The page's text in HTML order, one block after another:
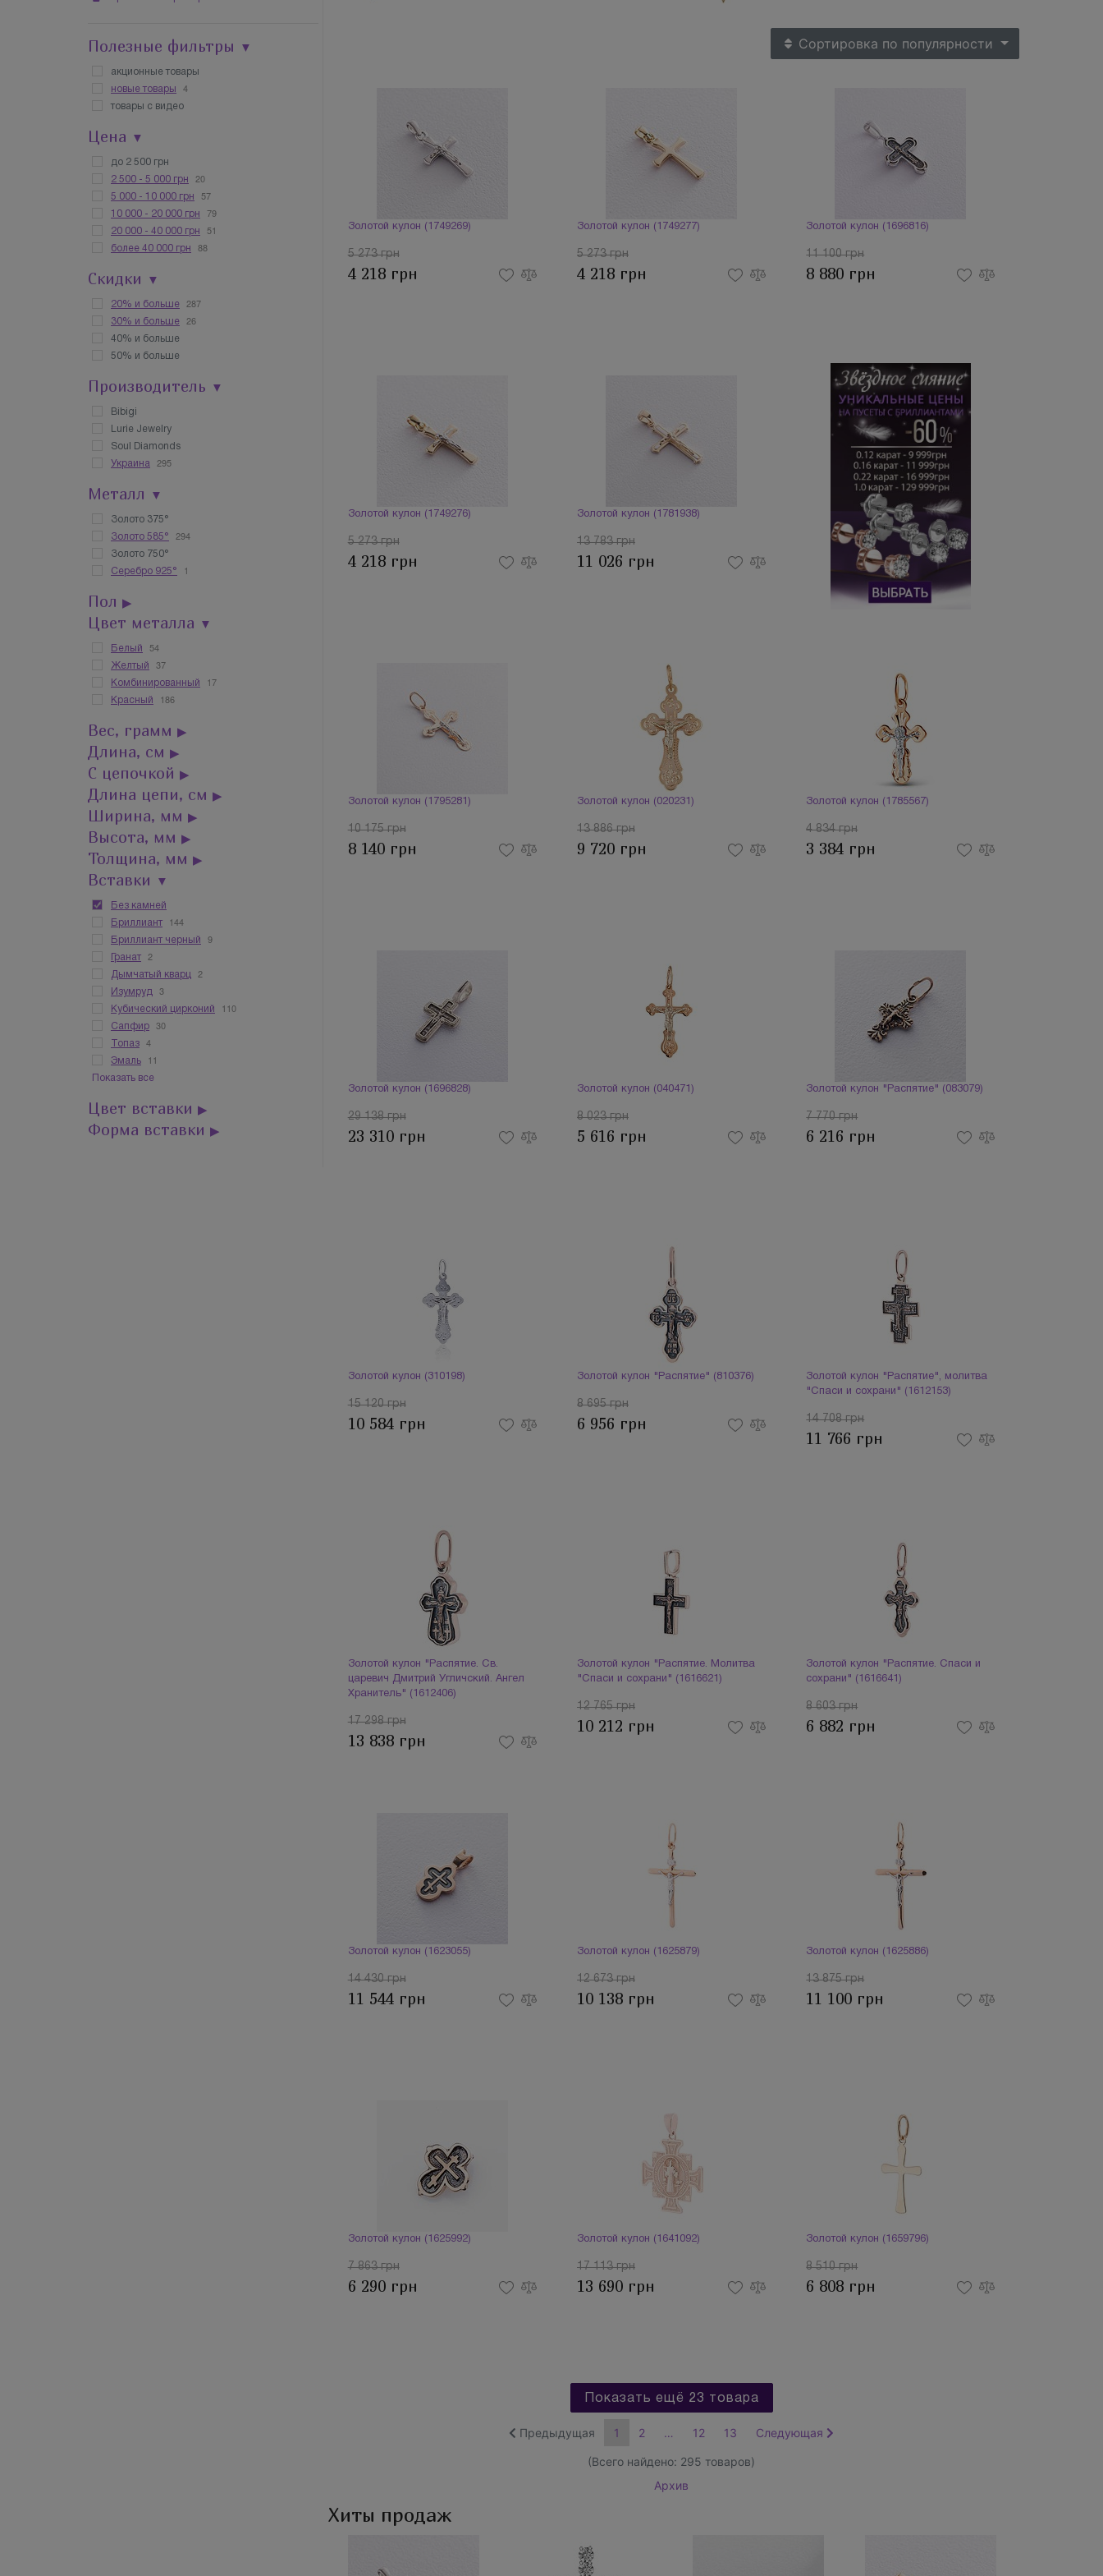
Полезные фильтры ▼
акционные товары
новые товары
4
товары с видео
Цена ▼
до 2 500 грн
2 500 - 5 000 грн
20
5 000 - 10 000 грн 57
10 000 - 20 000 грн 79
20 000 - 40 000 грн 51
более 40 000 грн 88
Скидки ▼
20% и больше 287
30% и больше 26
40% и больше
50% и больше
Производитель ▼
Bibigi
Lurie Jewelry
Soul Diamonds
Украина
295
Металл ▼
Золото 375°
Золото 585°
294
Золото 750°
Серебро 925°
1
Пол ▶
Цвет металла ▼
Белый 54
Желтый 37
Комбинированный 17
Красный 186
Вес, грамм ▶
Длина, см ▶
С цепочкой ▶
Длина цепи, см ▶
Ширина, мм ▶
Высота, мм ▶
Толщина, мм ▶
Вставки ▼
Без камней
Бриллиант
144
Бриллиант черный 9
Гранат 2
Дымчатый кварц 2
Изумруд 3
Кубический цирконий 110
Сапфир 30
Топаз 4
Эмаль 11
Показать все
Цвет вставки ▶
Форма вставки ▶
Сортировка по популярности
Золотой кулон (1749269)
5 273 грн
4 218 грн
Золотой кулон (1749277)
5 273 грн
4 218 грн
Золотой кулон (1696816)
11 100 грн
8 880 грн
Золотой кулон (1749276)
5 273 грн
4 218 грн
Золотой кулон (1781938)
13 783 грн
11 026 грн
Золотой кулон (1795281)
10 175 грн
8 140 грн
Золотой кулон (020231)
13 886 грн
9 720 грн
Золотой кулон (1785567)
4 834 грн
3 384 грн
Золотой кулон (1696828)
29 138 грн
23 310 грн
Золотой кулон (040471)
8 023 грн
5 616 грн
Золотой кулон "Распятие" (083079)
7 770 грн
6 216 грн
Золотой кулон (310198)
15 120 грн
10 584 грн
Золотой кулон "Распятие" (810376)
8 695 грн
6 956 грн
Золотой кулон "Распятие", молитва
"Спаси и сохрани" (1612153)
14 708 грн
11 766 грн
Золотой кулон "Распятие. Св.
царевич Дмитрий Угличский. Ангел
Хранитель" (1612406)
17 298 грн
13 838 грн
Золотой кулон "Распятие. Молитва
"Спаси и сохрани" (1616621)
12 765 грн
10 212 грн
Золотой кулон "Распятие. Спаси и
сохрани" (1616641)
8 603 грн
6 882 грн
Золотой кулон (1623055)
14 430 грн
11 544 грн
Золотой кулон (1625879)
12 673 грн
10 138 грн
Золотой кулон (1625886)
13 875 грн
11 100 грн
Золотой кулон (1625992)
7 863 грн
6 290 грн
Золотой кулон (1641092)
17 113 грн
13 690 грн
Золотой кулон (1659796)
8 510 грн
6 808 грн
Показать ещё 23 товара
Предыдущая 1 2 … 12 13 Следующая
(Всего найдено: 295 товаров)
Архив
Хиты продаж